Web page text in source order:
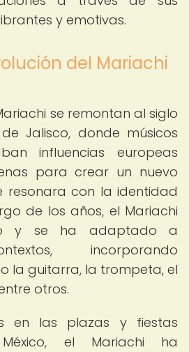
y emotivas.
del Mariachi
se remontan al siglo
Jalisco, donde músicos
influencias europeas
para crear un nuevo
resonara con la identidad
de los años, el Mariachi
y se ha adaptado a
incorporando
la guitarra, la trompeta, el
otros.
en las plazas y fiestas
el Mariachi ha